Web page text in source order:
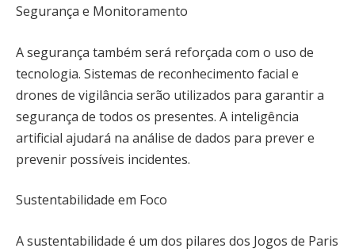
Segurança e Monitoramento
A segurança também será reforçada com o uso de
tecnologia. Sistemas de reconhecimento facial e
drones de vigilância serão utilizados para garantir a
segurança de todos os presentes. A inteligência
artificial ajudará na análise de dados para prever e
prevenir possíveis incidentes.
Sustentabilidade em Foco
A sustentabilidade é um dos pilares dos Jogos de Paris